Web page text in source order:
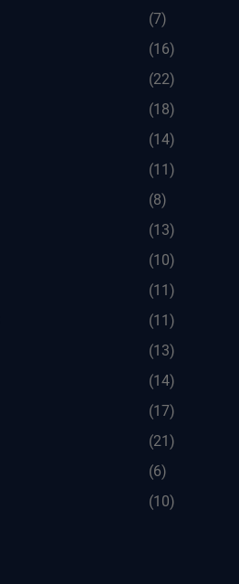
(7)
(16)
(22)
(18)
(14)
(11)
(8)
(13)
(10)
(11)
(11)
(13)
(14)
(17)
(21)
(6)
(10)